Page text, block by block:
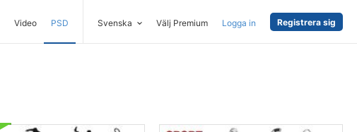
Video PSD Svenska Välj Premium Logga in Registrera sig